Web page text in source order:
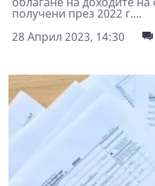
получени през 2022 г....
28 Април 2023, 14:30